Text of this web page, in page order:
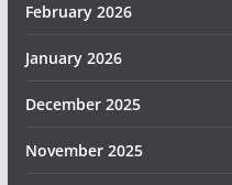
February 2026
January 2026
December 2025
November 2025